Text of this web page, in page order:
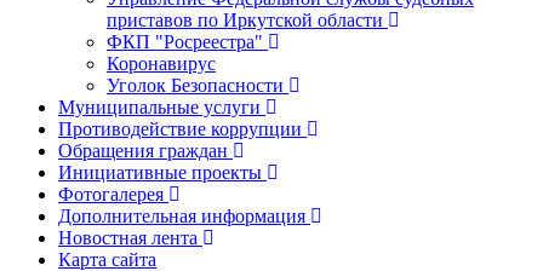
приставов по Иркутской области
ФКП "Росреестра"
Коронавирус
Уголок Безопасности
Муниципальные услуги
Противодействие коррупции
Обращения граждан
Инициативные проекты
Фотогалерея
Дополнительная информация
Новостная лента
Карта сайта